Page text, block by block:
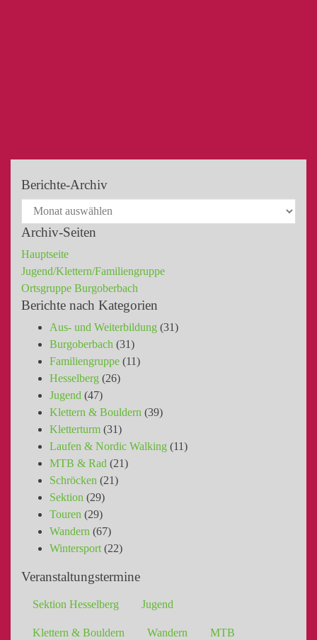
Berichte-Archiv
Archiv-Seiten
Hauptseite
Jugend/Klettern/Familiengruppe
Ortsgruppe Burgoberbach
Berichte nach Kategorien
Aus- und Weiterbildung (31)
Burgoberbach (31)
Familiengruppe (11)
Hesselberg (26)
Jugend (47)
Klettern & Bouldern (39)
Kletterturm (31)
Laufen & Nordic Walking (11)
MTB & Rad (21)
Schröcken (21)
Sektion (29)
Touren (29)
Wandern (67)
Wintersport (22)
Veranstaltungstermine
Sektion Hesselberg Jugend
Klettern & Bouldern Wandern MTB